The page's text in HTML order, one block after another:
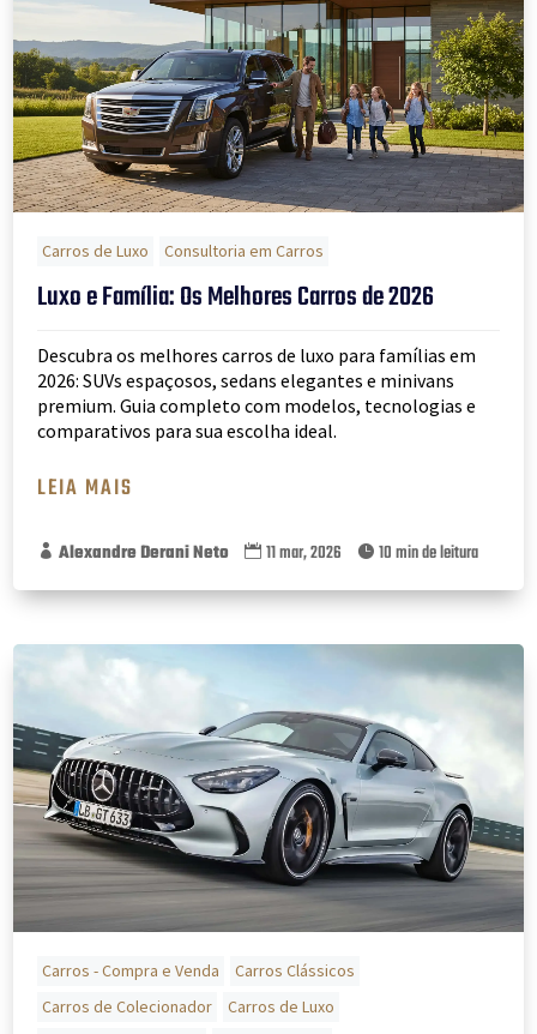
Carros de Luxo Consultoria em Carros
Luxo e Família: Os Melhores Carros de 2026
Descubra os melhores carros de luxo para famílias em
2026: SUVs espaçosos, sedans elegantes e minivans
premium. Guia completo com modelos, tecnologias e
comparativos para sua escolha ideal.
LEIA MAIS
 Alexandre Derani Neto  11 mar, 2026  10 min de leitura
Carros - Compra e Venda
Carros Clássicos
Carros de Colecionador
Carros de Luxo